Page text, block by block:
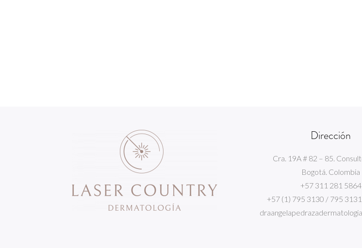
Dirección
Cra. 19A # 82 – 85.
Bogotá. Colombia
+57 311 281 5864
+57 (1) 795 3130 / 795